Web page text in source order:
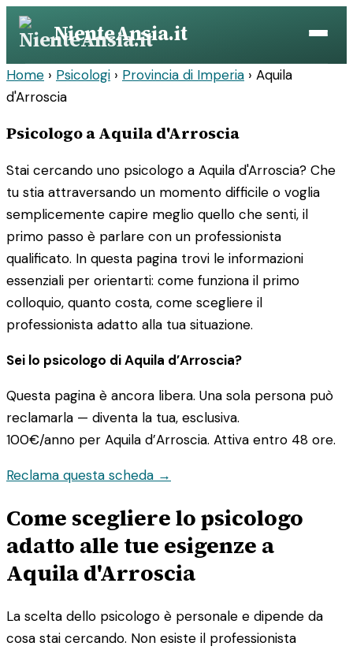
Vai
contenuto
NienteAnsia.it
Home › Psicologi › Provincia di Imperia › Aquila
d'Arroscia
Psicologo a Aquila d'Arroscia
Stai cercando uno psicologo a Aquila d'Arroscia? Che
tu stia attraversando un momento difficile o voglia
semplicemente capire meglio quello che senti, il
primo passo è parlare con un professionista
qualificato. In questa pagina trovi le informazioni
essenziali per orientarti: come funziona il primo
colloquio, quanto costa, come scegliere il
professionista adatto alla tua situazione.
Sei lo psicologo di Aquila d’Arroscia?
Questa pagina è ancora libera. Una sola persona può
reclamarla — diventa la tua, esclusiva.
100€/anno per Aquila d’Arroscia. Attiva entro 48 ore.
Reclama questa scheda →
Come scegliere lo psicologo
adatto alle tue esigenze a
Aquila d'Arroscia
La scelta dello psicologo è personale e dipende da
cosa stai cercando. Non esiste il professionista